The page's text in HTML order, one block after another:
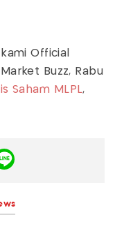
Official
Buzz, Rabu
Saham MLPL,